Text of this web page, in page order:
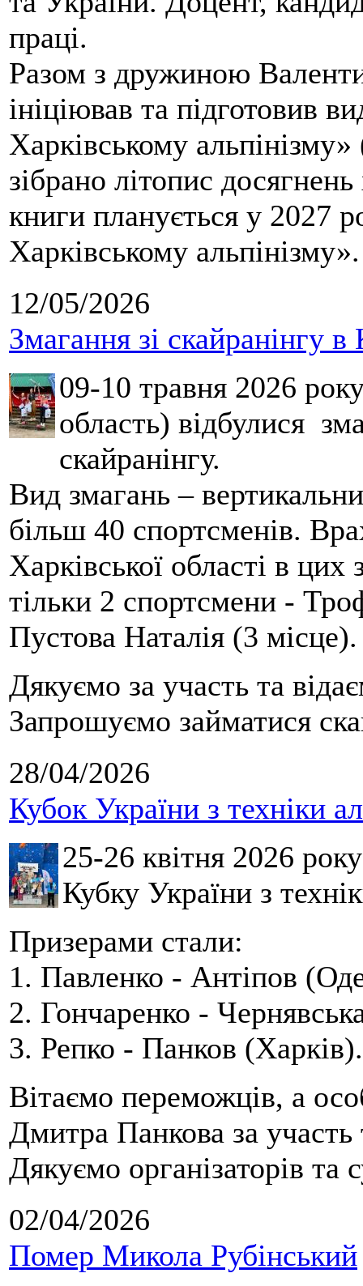
праці.
Разом з дружиною
ініціював та підготовив
Харківському
зібрано літопис
книги планується у 2027
Харківському альпінізму».
12/05/2026
Змагання зі скайранінгу в
09-10 травня 2026
область) відбулися
скайранінгу.
Вид змагань –
більш 40 спортсменів.
Харківської області в
тільки 2 спортсмени -
Пустова Наталія (3 місце).
Дякуємо за участь та
Запрошуємо займатися
28/04/2026
Кубок України з техніки
25-26 квітня 2026
Кубку України з
Призерами стали:
1. Павленко - Антіпов
2. Гончаренко -
3. Репко - Панков (Харків).
Вітаємо переможців, а
Дмитра Панкова за
Дякуємо організаторів та
02/04/2026
Помер Микола Рубінський